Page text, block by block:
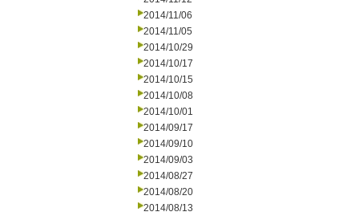
2014/11/06
2014/11/05
2014/10/29
2014/10/17
2014/10/15
2014/10/08
2014/10/01
2014/09/17
2014/09/10
2014/09/03
2014/08/27
2014/08/20
2014/08/13